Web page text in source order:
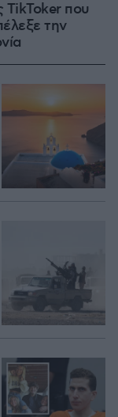
TikToker που
την